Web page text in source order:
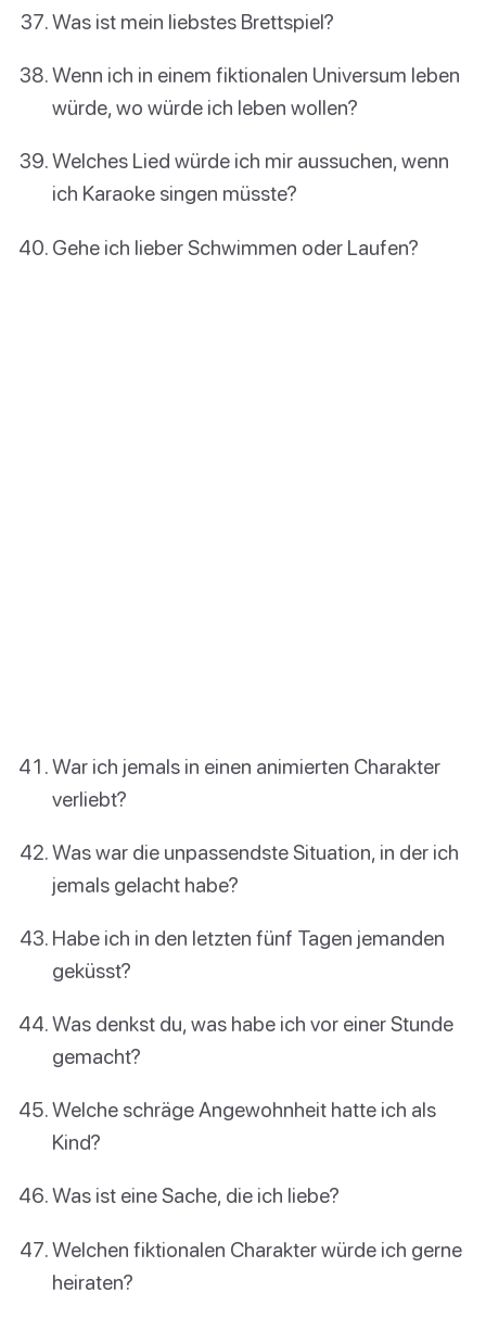
Was ist mein liebstes Brettspiel?
Wenn ich in einem fiktionalen Universum leben
würde, wo würde ich leben wollen?
Welches Lied würde ich mir aussuchen, wenn
ich Karaoke singen müsste?
Gehe ich lieber Schwimmen oder Laufen?
War ich jemals in einen animierten Charakter
verliebt?
Was war die unpassendste Situation, in der ich
jemals gelacht habe?
Habe ich in den letzten fünf Tagen jemanden
geküsst?
Was denkst du, was habe ich vor einer Stunde
gemacht?
Welche schräge Angewohnheit hatte ich als
Kind?
Was ist eine Sache, die ich liebe?
Welchen fiktionalen Charakter würde ich gerne
heiraten?